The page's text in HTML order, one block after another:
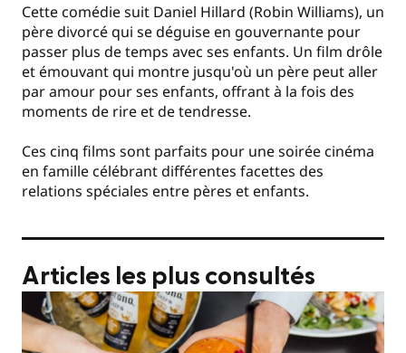
Cette comédie suit Daniel Hillard (Robin Williams), un
père divorcé qui se déguise en gouvernante pour
passer plus de temps avec ses enfants. Un film drôle
et émouvant qui montre jusqu'où un père peut aller
par amour pour ses enfants, offrant à la fois des
moments de rire et de tendresse.
Ces cinq films sont parfaits pour une soirée cinéma
en famille célébrant différentes facettes des
relations spéciales entre pères et enfants.
Articles les plus consultés